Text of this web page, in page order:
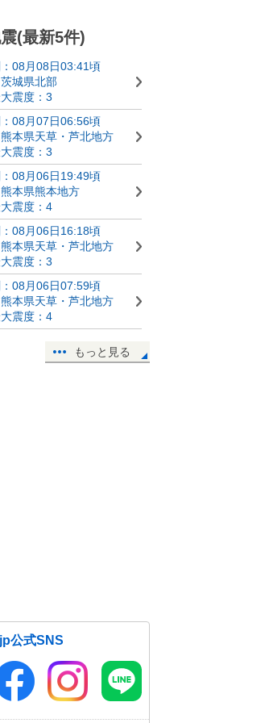
(最新5件)
08月08日03:41頃
城県北部
震度：3
08月07日06:56頃
本県天草・芦北地方
震度：3
08月06日19:49頃
本県熊本地方
震度：4
08月06日16:18頃
本県天草・芦北地方
震度：3
08月06日07:59頃
本県天草・芦北地方
震度：4
もっと見る
公式SNS